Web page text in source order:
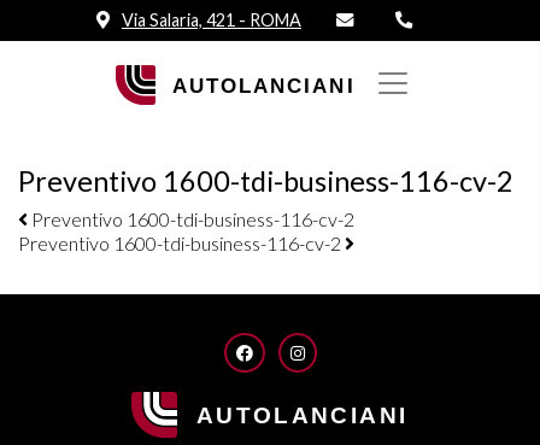
Via Salaria, 421 - ROMA
Preventivo 1600-tdi-business-116-cv-2
Navigazione elementi
Preventivo 1600-tdi-business-116-cv-2
Preventivo 1600-tdi-business-116-cv-2
FACEBOOKINSTAGRAM